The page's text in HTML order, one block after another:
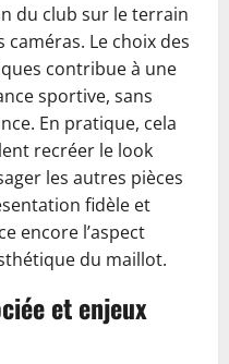
du club sur le terrain
Le choix des
contribue à une
sportive, sans
En pratique, cela
recréer le look
les autres pièces
fidèle et
encore l’aspect
du maillot.
et enjeux